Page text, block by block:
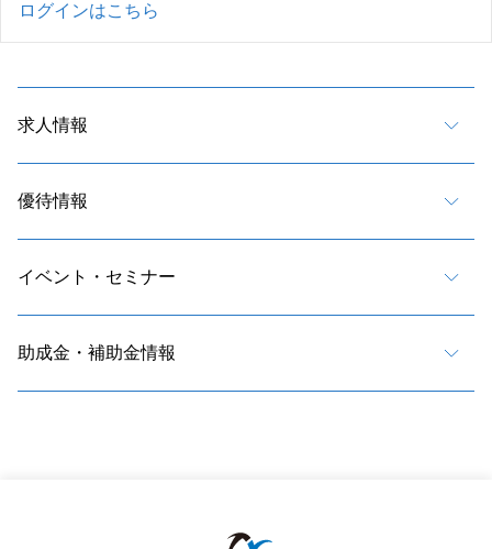
ログインはこちら
求人情報
優待情報
イベント・セミナー
助成金・補助金情報